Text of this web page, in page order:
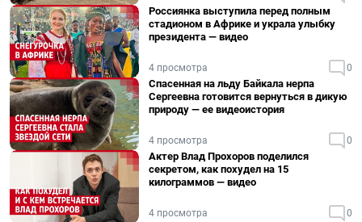
Россиянка выступила перед полным
стадионом в Африке и украла улыбку
президента — видео
4 просмотра 0
Спасенная на льду Байкала нерпа
Сергеевна готовится вернуться в дикую
природу — ее видеоистория
4 просмотра 0
Актер Влад Прохоров поделился
секретом, как похудел на 15
килограммов — видео
4 просмотра 0